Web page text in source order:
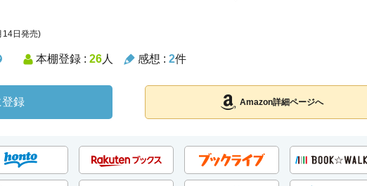
14日発売)
本棚登録 : 26人 感想 : 2件
録 Amazon詳細ページへ